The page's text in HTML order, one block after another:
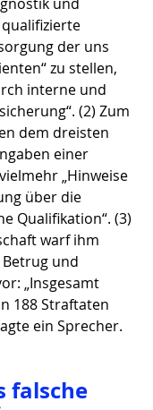
der uns
zu stellen,
interne und
(2) Zum
dem dreisten
einer
„Hinweise
über die
Qualifikation“. (3)
warf ihm
und
„Insgesamt
188 Straftaten
ein Sprecher.
falsche